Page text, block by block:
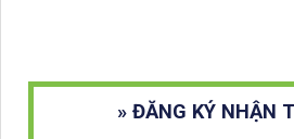
» ĐĂNG KÝ NHẬN